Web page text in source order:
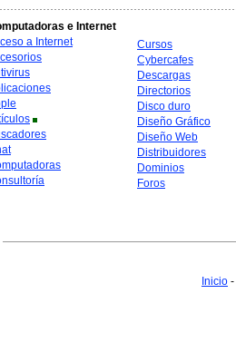
e Internet
a Internet
Cursos
Cybercafes
Descargas
Directorios
Disco duro
Diseño Gráfico
Diseño Web
Distribuidores
Dominios
Foros
Inicio -